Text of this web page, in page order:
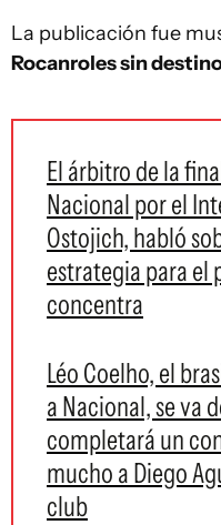
La publicación fue
Rocanroles sin
El árbitro de la
Nacional por el
Ostojich, habló
estrategia para el
concentra
Léo Coelho, el
a Nacional, se va
completará un
mucho a Diego
club